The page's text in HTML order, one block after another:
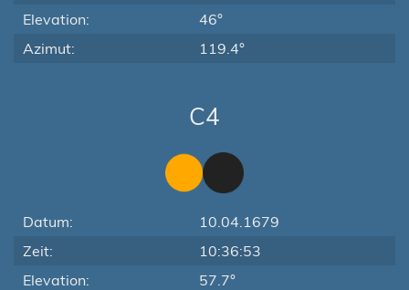
Elevation:
46°
Azimut:
119.4°
C4
Datum:
10.04.1679
Zeit:
10:36:53
Elevation:
57.7°